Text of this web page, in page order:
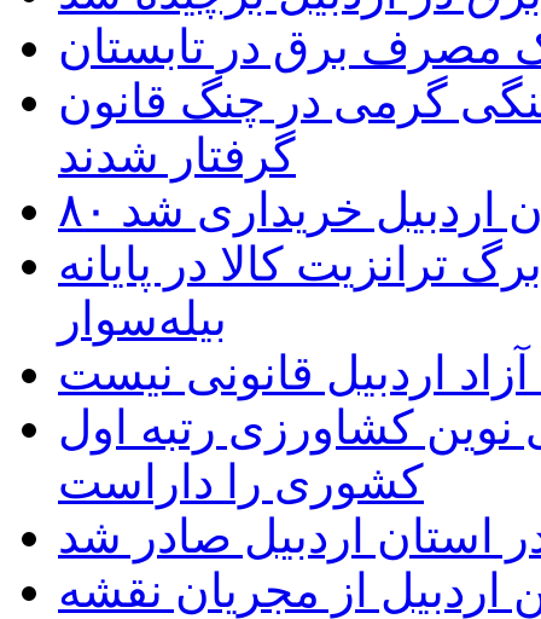
مصرف برق در تابستان
گرمی در چنگ قانون
گرفتار شدند
اردبیل خریداری شد
کالا در پایانه
بیله‌سوار
اردبیل قانونی نیست
نوین کشاورزی رتبه اول
کشوری را داراست
استان اردبیل صادر شد
از مجریان نقشه